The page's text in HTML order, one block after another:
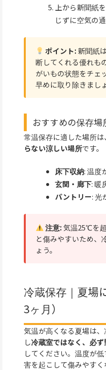
上から新聞紙
じずに空気の
ポイント:新聞紙
断してくれる優れも
がいもの状態をチェ
早めに取り除きましょ
おすすめの保存場
常温保存に適した場所は、
らない涼しい場所です。
床下収納: 温度
玄関・廊下: 暖
パントリー: 光
注意:気温25℃を
と傷みやすいため、
ょう。
冷蔵保存｜夏場
3ヶ月）
気温が高くなる夏場は
し冷蔵室ではなく、必
してください。温度が
害を起こして傷みやすく